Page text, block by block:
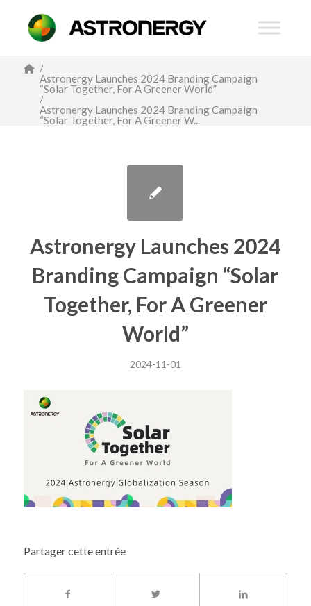
/
Astronergy Launches 2024 Branding Campaign
“Solar Together, For A Greener World”
/
Astronergy Launches 2024 Branding Campaign
“Solar Together, For A Greener W...
Astronergy Launches 2024
Branding Campaign “Solar
Together, For A Greener
World”
2024-11-01
Partager cette entrée